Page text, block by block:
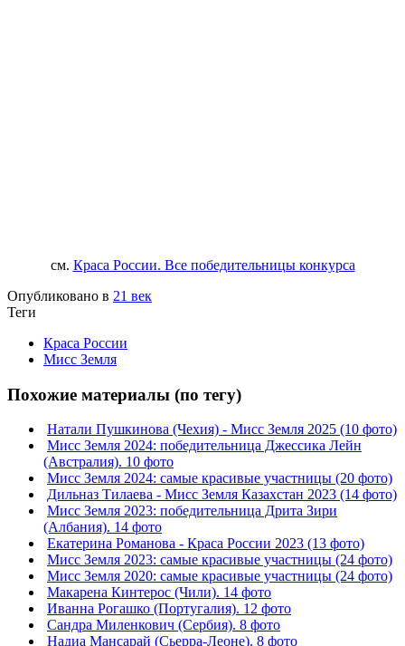
см. Краса России. Все победительницы конкурса
Опубликовано в 21 век
Теги
Краса России
Мисс Земля
Похожие материалы (по тегу)
Натали Пушкинова (Чехия) - Мисс Земля 2025 (10 фото)
Мисс Земля 2024: победительница Джессика Лейн
(Австралия). 10 фото
Мисс Земля 2024: самые красивые участницы (20 фото)
Дильназ Тилаева - Мисс Земля Казахстан 2023 (14 фото)
Мисс Земля 2023: победительница Дрита Зири
(Албания). 14 фото
Екатерина Романова - Краса России 2023 (13 фото)
Мисс Земля 2023: самые красивые участницы (24 фото)
Мисс Земля 2020: самые красивые участницы (24 фото)
Макарена Кинтерос (Чили). 14 фото
Иванна Рогашко (Португалия). 12 фото
Сандра Миленкович (Сербия). 8 фото
Надиа Мансарай (Сьерра-Леоне). 8 фото